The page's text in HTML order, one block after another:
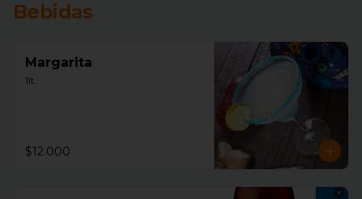
Bebidas
Margarita
1lt.
$12.000